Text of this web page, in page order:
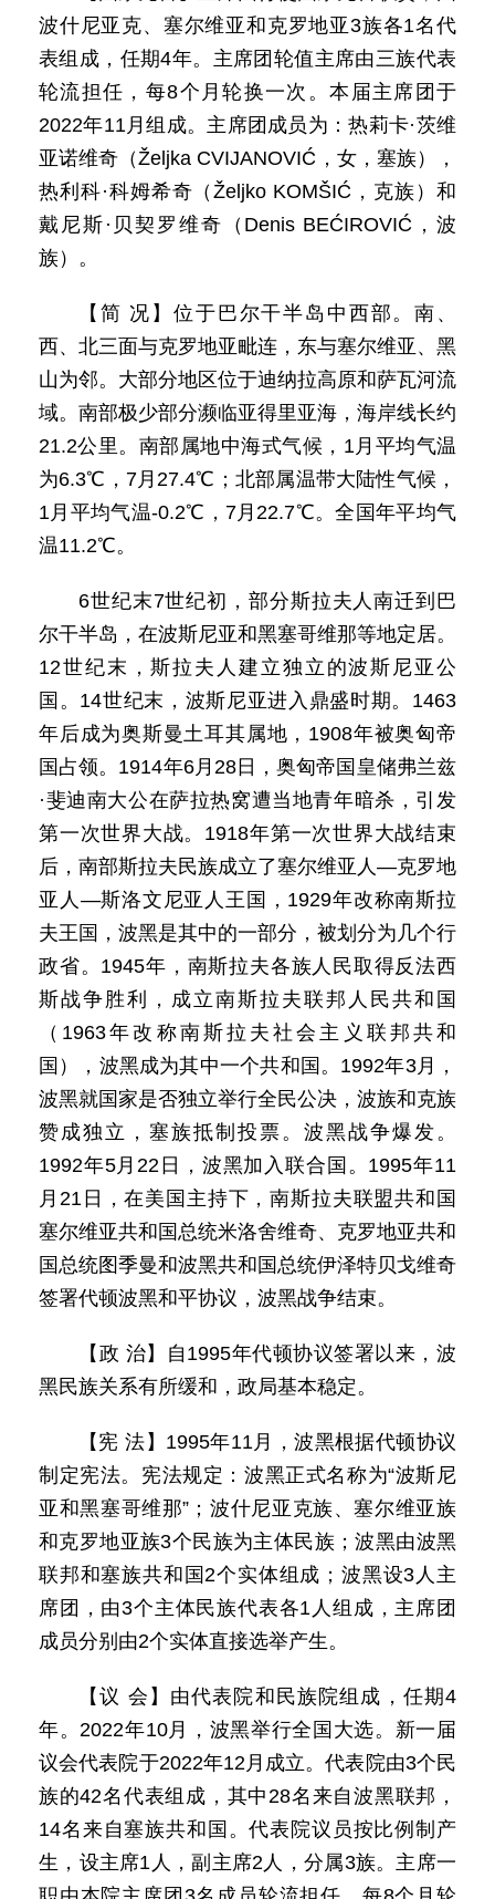
波什尼亚克、塞尔维亚和克罗地亚3族各1名代
表组成，任期4年。主席团轮值主席由三族代表
轮流担任，每8个月轮换一次。本届主席团于
2022年11月组成。主席团成员为：热莉卡·茨维
亚诺维奇（Željka CVIJANOVIĆ，女，塞族），
热利科·科姆希奇（Željko KOMŠIĆ，克族）和
戴尼斯·贝契罗维奇（Denis BEĆIROVIĆ，波
族）。
【简 况】位于巴尔干半岛中西部。南、
西、北三面与克罗地亚毗连，东与塞尔维亚、黑
山为邻。大部分地区位于迪纳拉高原和萨瓦河流
域。南部极少部分濒临亚得里亚海，海岸线长约
21.2公里。南部属地中海式气候，1月平均气温
为6.3℃，7月27.4℃；北部属温带大陆性气候，
1月平均气温-0.2℃，7月22.7℃。全国年平均气
温11.2℃。
6世纪末7世纪初，部分斯拉夫人南迁到巴
尔干半岛，在波斯尼亚和黑塞哥维那等地定居。
12世纪末，斯拉夫人建立独立的波斯尼亚公
国。14世纪末，波斯尼亚进入鼎盛时期。1463
年后成为奥斯曼土耳其属地，1908年被奥匈帝
国占领。1914年6月28日，奥匈帝国皇储弗兰兹
·斐迪南大公在萨拉热窝遭当地青年暗杀，引发
第一次世界大战。1918年第一次世界大战结束
后，南部斯拉夫民族成立了塞尔维亚人—克罗地
亚人—斯洛文尼亚人王国，1929年改称南斯拉
夫王国，波黑是其中的一部分，被划分为几个行
政省。1945年，南斯拉夫各族人民取得反法西
斯战争胜利，成立南斯拉夫联邦人民共和国
（1963年改称南斯拉夫社会主义联邦共和
国），波黑成为其中一个共和国。1992年3月，
波黑就国家是否独立举行全民公决，波族和克族
赞成独立，塞族抵制投票。波黑战争爆发。
1992年5月22日，波黑加入联合国。1995年11
月21日，在美国主持下，南斯拉夫联盟共和国
塞尔维亚共和国总统米洛舍维奇、克罗地亚共和
国总统图季曼和波黑共和国总统伊泽特贝戈维奇
签署代顿波黑和平协议，波黑战争结束。
【政 治】自1995年代顿协议签署以来，波
黑民族关系有所缓和，政局基本稳定。
【宪 法】1995年11月，波黑根据代顿协议
制定宪法。宪法规定：波黑正式名称为“波斯尼
亚和黑塞哥维那”；波什尼亚克族、塞尔维亚族
和克罗地亚族3个民族为主体民族；波黑由波黑
联邦和塞族共和国2个实体组成；波黑设3人主
席团，由3个主体民族代表各1人组成，主席团
成员分别由2个实体直接选举产生。
【议 会】由代表院和民族院组成，任期4
年。2022年10月，波黑举行全国大选。新一届
议会代表院于2022年12月成立。代表院由3个民
族的42名代表组成，其中28名来自波黑联邦，
14名来自塞族共和国。代表院议员按比例制产
生，设主席1人，副主席2人，分属3族。主席一